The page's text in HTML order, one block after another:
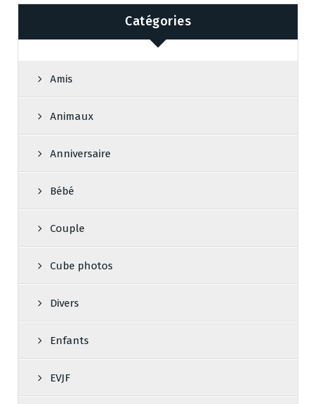
Catégories
Amis
Animaux
Anniversaire
Bébé
Couple
Cube photos
Divers
Enfants
EVJF